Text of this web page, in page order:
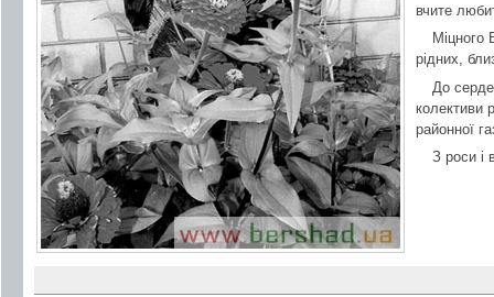
вчите
Міцного
рідних,
До
колективи
районної
З роси і